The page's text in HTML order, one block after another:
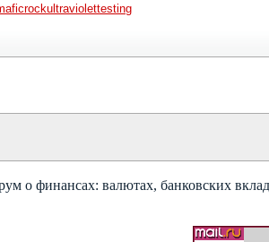
ultraviolettesting
о финансах: валютах, банковских